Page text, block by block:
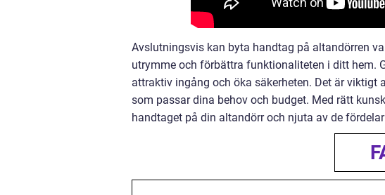
Avslutningsvis kan byta handtag på altandörren
utrymme och förbättra funktionaliteten i ditt hem.
attraktiv ingång och öka säkerheten. Det är
som passar dina behov och budget. Med rätt
handtaget på din altandörr och njuta av de